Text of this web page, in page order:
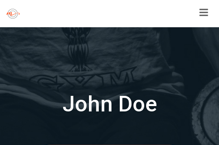
content
John Doe